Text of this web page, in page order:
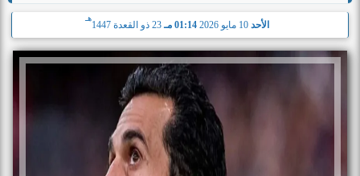
الأحد 10 مايو 2026 01:14 مـ 23 ذو القعدة 1447
هـ